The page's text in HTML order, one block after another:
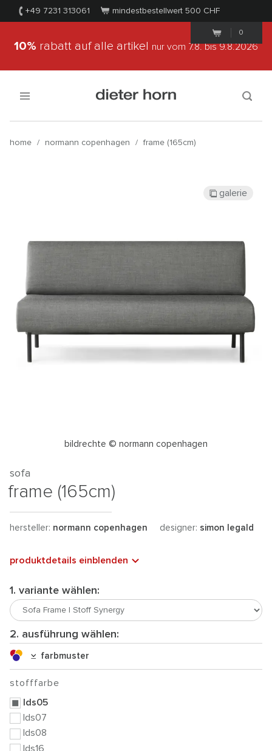
+49 7231 313061 mindestbestellwert 500 CHF
0
10% rabatt auf alle artikel nur vom 7.8.bis 9.8.2026
home / normann copenhagen / frame (165cm)
bildrechte © normann copenhagen
galerie
sofa
frame (165cm)
hersteller: normann copenhagen designer: simon legald
produktdetails einblenden
1. variante wählen:
2. ausführung wählen:
farbmuster
stofffarbe
lds05
lds07
lds08
lds16